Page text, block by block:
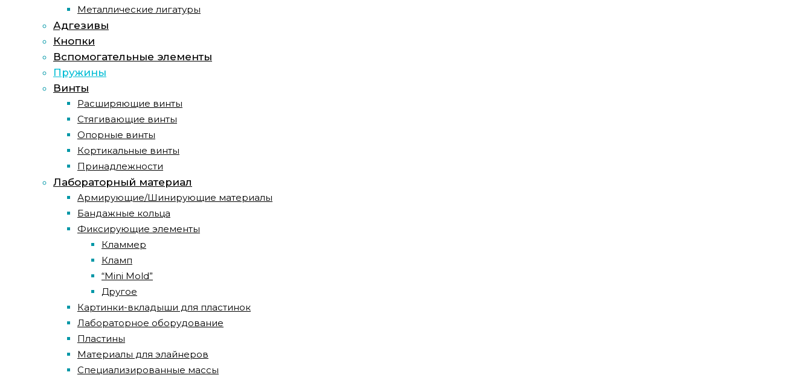
Металлические лигатуры
Адгезивы
Кнопки
Вспомогательные элементы
Пружины
Винты
Расширяющие винты
Стягивающие винты
Опорные винты
Кортикальные винты
Принадлежности
Лабораторный материал
Армирующие/Шинирующие материалы
Бандажные кольца
Фиксирующие элементы
Кламмер
Кламп
“Mini Mold”
Другое
Картинки-вкладыши для пластинок
Лабораторное оборудование
Пластины
Материалы для элайнеров
Специализированные массы